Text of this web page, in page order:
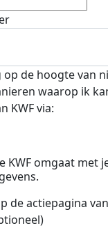
de hoogte van
waarop ik
KWF via:
KWF omgaat met
de actiepagina